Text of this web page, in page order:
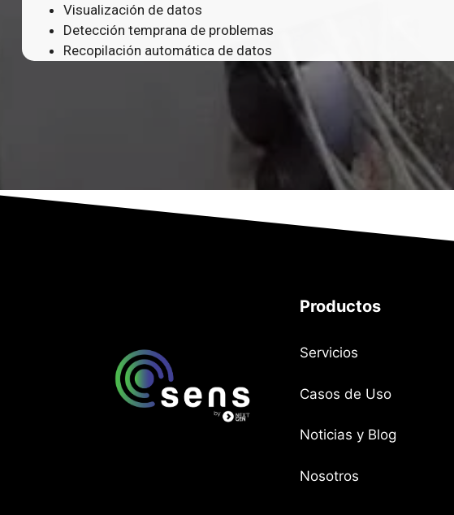
Visualización de datos
Detección temprana de problemas
Recopilación automática de datos
Productos
Servicios
Casos de Uso
Noticias y Blog
Nosotros